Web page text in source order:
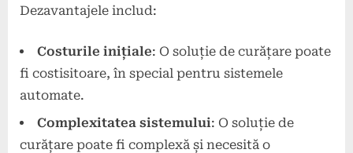
Dezavantajele includ:
Costurile inițiale: O soluție de curățare poate
fi costisitoare, în special pentru sistemele
automate.
Complexitatea sistemului: O soluție de
curățare poate fi complexă și necesită o